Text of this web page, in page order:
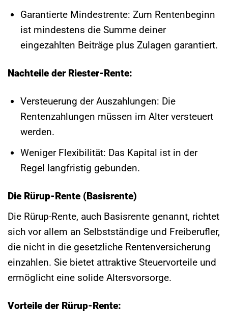
Garantierte Mindestrente: Zum Rentenbeginn
ist mindestens die Summe deiner
eingezahlten Beiträge plus Zulagen garantiert.
Nachteile der Riester-Rente:
Versteuerung der Auszahlungen: Die
Rentenzahlungen müssen im Alter versteuert
werden.
Weniger Flexibilität: Das Kapital ist in der
Regel langfristig gebunden.
Die Rürup-Rente (Basisrente)
Die Rürup-Rente, auch Basisrente genannt, richtet
sich vor allem an Selbstständige und Freiberufler,
die nicht in die gesetzliche Rentenversicherung
einzahlen. Sie bietet attraktive Steuervorteile und
ermöglicht eine solide Altersvorsorge.
Vorteile der Rürup-Rente: